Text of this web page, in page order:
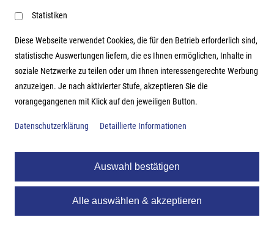
Datenschutzerklärung
Adresse
Hutter Trade GmbH + Co KG
Bgm.-Landmann-Platz 1-5
Statistiken
Diese Webseite verwendet Cookies, die für den Betrieb erforderlich sind,
statistische Auswertungen liefern, die es Ihnen ermöglichen, Inhalte in
soziale Netzwerke zu teilen oder um Ihnen interessengerechte Werbung
anzuzeigen. Je nach aktivierter Stufe, akzeptieren Sie die
vorangegangenen mit Klick auf den jeweiligen Button.
Datenschutzerklärung Detaillierte Informationen
Auswahl bestätigen
Alle auswählen & akzeptieren